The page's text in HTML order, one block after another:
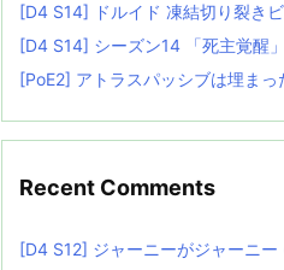
[D4 S14] ドルイド 凍結切り裂き
[D4 S14] シーズン14 「死主覚醒
[PoE2] アトラスパッシブは埋まっ
Recent Comments
[D4 S12] ジャーニーがジャーニー